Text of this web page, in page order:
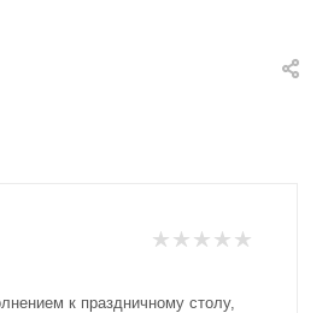
к праздничному столу,